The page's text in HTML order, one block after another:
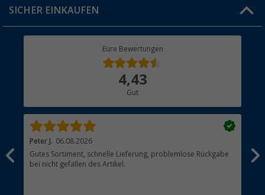
Rücksendung
SICHER EINKAUFEN
Eure Bewertungen
4,43
Gut
Peter J. 06.08.2026
Gutes Sortiment, schnelle Lieferung, problemlose Rückgabe
bei nicht gefallen des Artikel.